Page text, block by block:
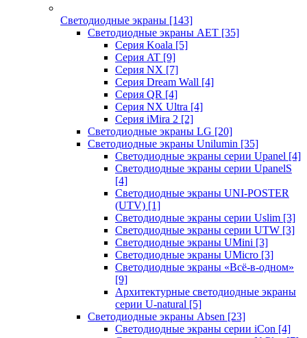
Светодиодные экраны [143]
Светодиодные экраны AET [35]
Cерия Koala [5]
Серия AT [9]
Серия NX [7]
Серия Dream Wall [4]
Серия QR [4]
Серия NX Ultra [4]
Серия iMira 2 [2]
Светодиодные экраны LG [20]
Светодиодные экраны Unilumin [35]
Светодиодные экраны серии Upanel [4]
Светодиодные экраны серии UpanelS
[4]
Светодиодные экраны UNI-POSTER
(UTV) [1]
Светодиодные экраны серии Uslim [3]
Светодиодные экраны серии UTW [3]
Светодиодные экраны UMini [3]
Светодиодные экраны UMicro [3]
Светодиодные экраны «Всё-в-одном»
[9]
Архитектурные светодиодные экраны
серии U-natural [5]
Светодиодные экраны Absen [23]
Светодиодные экраны серии iCon [4]